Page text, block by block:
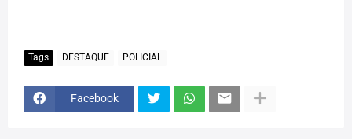
Tags DESTAQUE POLICIAL
Facebook